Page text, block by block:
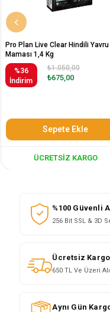
Pro Plan Live Clear Hindili Yavru
Maması 1,4 Kg
%36
İndirim
₺675,00
₺1.050,00
Sepete Ekle
ÜCRETSIZ KARGO
%100 Güvenli
256 Bit SSL & 3D
Ücretsiz Kargo
650 TL Ve Üzeri
Aynı Gün